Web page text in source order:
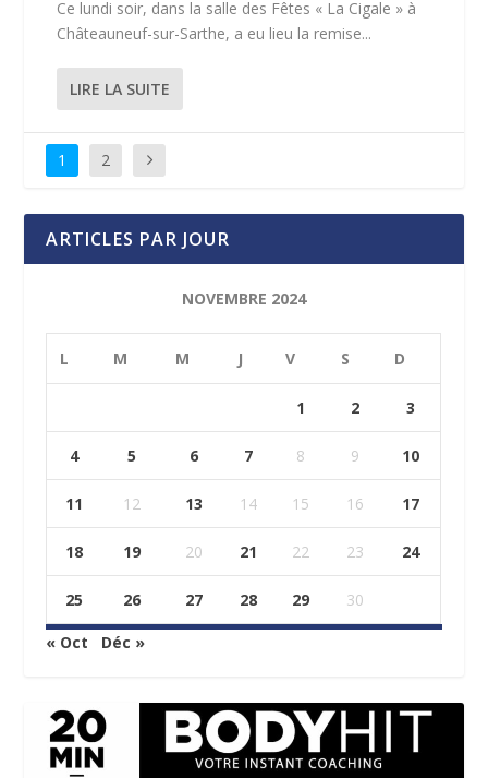
Ce lundi soir, dans la salle des Fêtes « La Cigale » à
Châteauneuf-sur-Sarthe, a eu lieu la remise...
LIRE LA SUITE
1 2
ARTICLES PAR JOUR
NOVEMBRE 2024
L M M J V S D
1 2 3
4 5 6 7 8 9 10
11 12 13 14 15 16 17
18 19 20 21 22 23 24
25 26 27 28 29 30
« Oct Déc »